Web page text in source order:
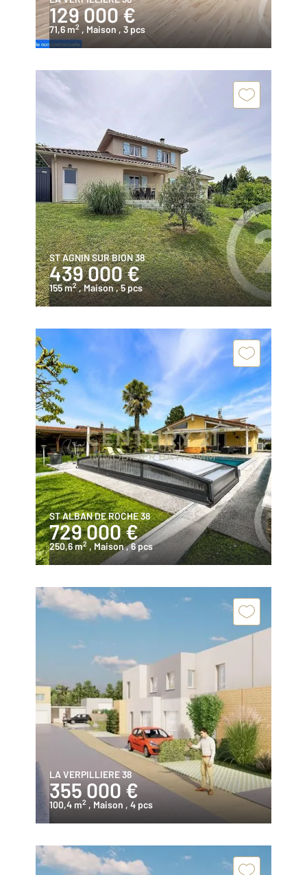
129 000 €
71,6 m2 , Maison , 3 pcs
ST AGNIN SUR BION 38
439 000 €
155 m2 , Maison, 5 pcs
ST ALBAN DE ROCHE 38
729 000 €
250,6 m2 , Maison, 6 pcs
LA VERPILLIERE 38
355 000 €
100,4 m2 , Maison , 4 pcs